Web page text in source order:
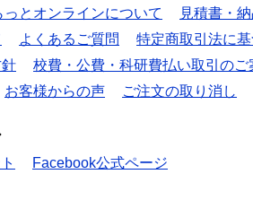
っとオンラインについて
見積書・
よくあるご質問
特定商取引法に
校費・公費・科研費払い取引のご
お客様からの声 ご注文の取り消し
Facebook公式ページ